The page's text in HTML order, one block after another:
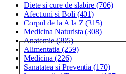
Diete si cure de slabire (706)
Afectiuni si Boli (401)
Corpul de la A la Z (315)
Medicina Naturista (308)
Anatomie(295)
Alimentatia (259)
Medicina (226)
Sanatatea si Preventia (170)